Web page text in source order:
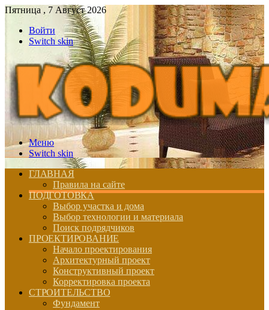
Пятница , 7 Август 2026
Войти
Switch skin
Меню
Switch skin
ГЛАВНАЯ
Правила на сайте
ПОДГОТОВКА
Выбор участка и дома
Выбор технологии и материала
Поиск подрядчиков
ПРОЕКТИРОВАНИЕ
Начало проектирования
Архитектурный проект
Конструктивный проект
Корректировка проекта
СТРОИТЕЛЬСТВО
Фундамент